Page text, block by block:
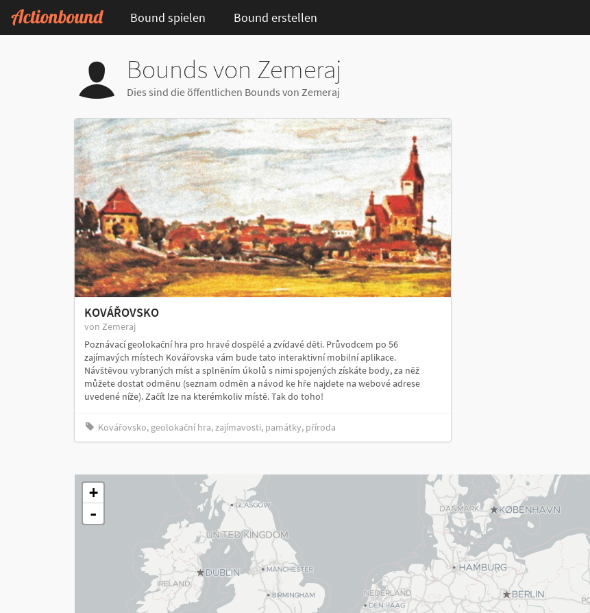
Bound spielen Bound erstellen
Bounds von Zemeraj
Dies sind die öffentlichen Bounds von Zemeraj
KOVÁŘOVSKO
von Zemeraj
Poznávací geolokační hra pro hravé dospělé a zvídavé děti. Průvodcem po 56
zajímavých místech Kovářovska vám bude tato interaktivní mobilní aplikace.
Návštěvou vybraných míst a splněním úkolů s nimi spojených získáte body, za něž
můžete dostat odměnu (seznam odměn a návod ke hře najdete na webové adrese
uvedené níže). Začít lze na kterémkoliv místě. Tak do toho!
Kovářovsko, geolokační hra, zajímavosti, památky, příroda
+
-